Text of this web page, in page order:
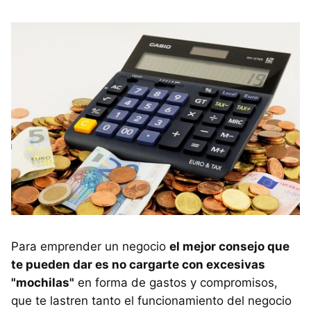
Para emprender un negocio el mejor consejo que
te pueden dar es no cargarte con excesivas
"mochilas" en forma de gastos y compromisos,
que te lastren tanto el funcionamiento del negocio